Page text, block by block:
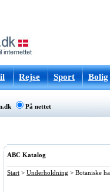
Rejse Sport Bolig
På nettet
ABC Katalog
Start > Underholdning > Botaniske